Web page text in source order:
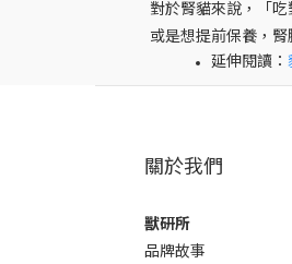
對於腎貓來說，「
或是想提前保養，
延伸閱讀：
關於我們
獸研所
品牌故事